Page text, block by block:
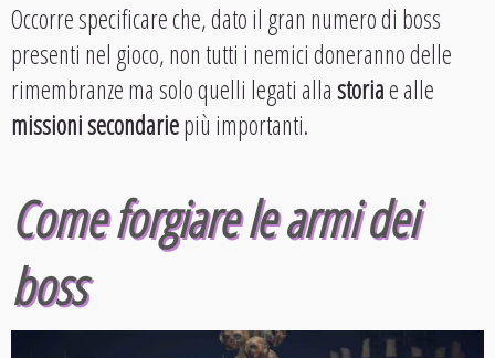
Occorre specificare che, dato il gran numero di boss
presenti nel gioco, non tutti i nemici doneranno delle
rimembranze ma solo quelli legati allastoriae alle
missioni secondariepiù importanti.
Come forgiare le armi dei
boss